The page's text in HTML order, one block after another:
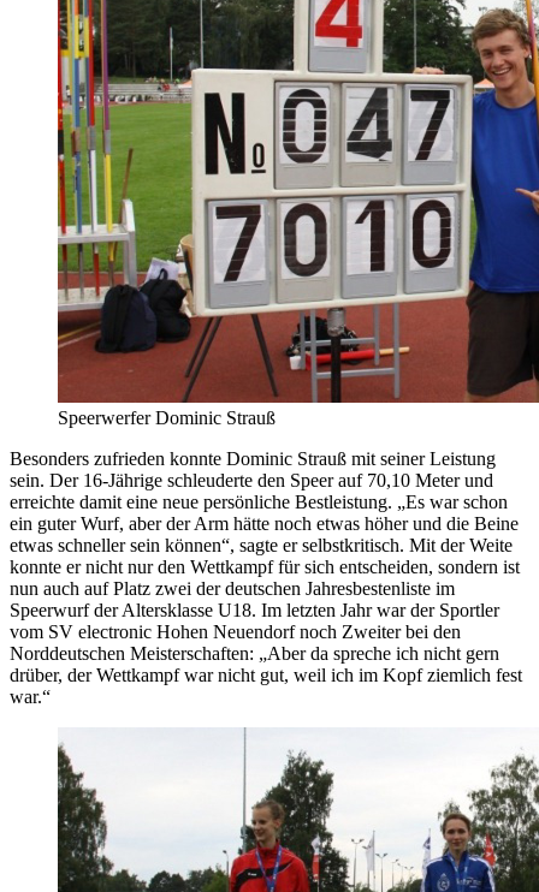
Speerwerfer Dominic Strauß
Besonders zufrieden konnte Dominic Strauß mit seiner Leistung
sein. Der 16-Jährige schleuderte den Speer auf 70,10 Meter und
erreichte damit eine neue persönliche Bestleistung. „Es war schon
ein guter Wurf, aber der Arm hätte noch etwas höher und die Beine
etwas schneller sein können“, sagte er selbstkritisch. Mit der Weite
konnte er nicht nur den Wettkampf für sich entscheiden, sondern ist
nun auch auf Platz zwei der deutschen Jahresbestenliste im
Speerwurf der Altersklasse U18. Im letzten Jahr war der Sportler
vom SV electronic Hohen Neuendorf noch Zweiter bei den
Norddeutschen Meisterschaften: „Aber da spreche ich nicht gern
drüber, der Wettkampf war nicht gut, weil ich im Kopf ziemlich fest
war.“